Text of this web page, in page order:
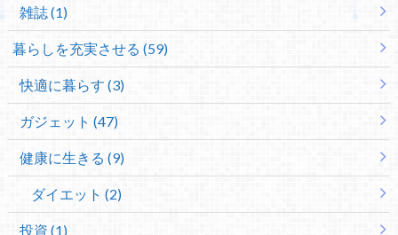
雑誌 (1)
暮らしを充実させる (59)
快適に暮らす (3)
ガジェット (47)
健康に生きる (9)
ダイエット (2)
投資 (1)